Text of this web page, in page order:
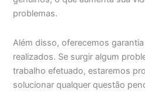
problemas.
Além disso, oferecemos
realizados. Se surgir algum
trabalho efetuado, estaremos
solucionar qualquer questão